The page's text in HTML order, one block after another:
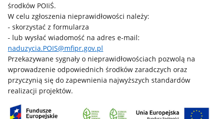
środków POIiŚ.
W celu zgłoszenia nieprawidłowości należy:
- skorzystać z formularza
- lub wysłać wiadomość na adres e-mail:
naduzycia.POIS@mfipr.gov.pl
Przekazywane sygnały o nieprawidłowościach pozwolą na
wprowadzenie odpowiednich środków zaradczych oraz
przyczynią się do zapewnienia najwyższych standardów
realizacji projektów.